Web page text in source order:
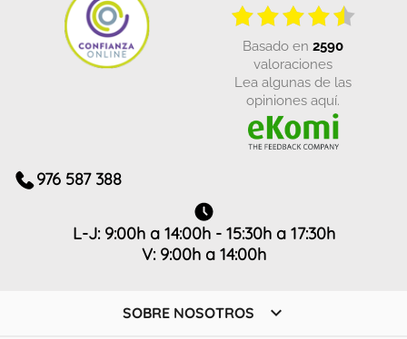
basado en 2590
valoraciones
Lea algunas de las
opiniones aquí.
976 587 388
L-J: 9:00h a 14:00h - 15:30h a 17:30h
V: 9:00h a 14:00h
SOBRE NOSOTROS 